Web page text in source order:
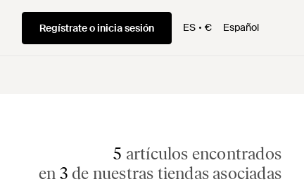
Regístrate o inicia sesión ES € Español
5 artículos encontrados
en 3 de nuestras tiendas asociadas